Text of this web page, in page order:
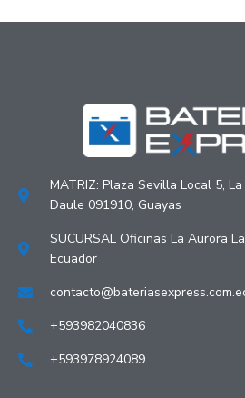
MATRIZ: Plaza Sevilla Local 5, La
Daule 091910, Guayas
SUCURSAL Oficinas La Aurora
Ecuador
+593982040836
+593978924089